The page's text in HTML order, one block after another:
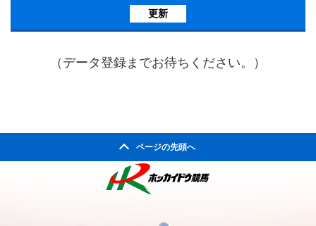
更新
（データ登録までお待ちください。）
ページの先頭へ